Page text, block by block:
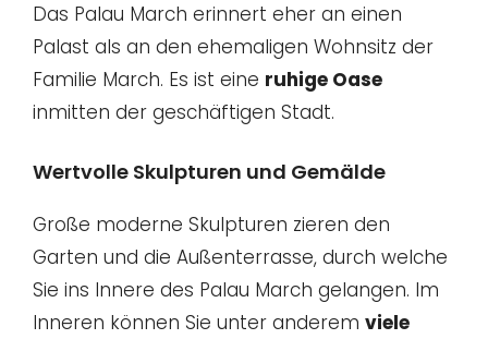
Das Palau March erinnert eher an einen
Palast als an den ehemaligen Wohnsitz der
Familie March. Es ist eine ruhige Oase
inmitten der geschäftigen Stadt.
Wertvolle Skulpturen und Gemälde
Große moderne Skulpturen zieren den
Garten und die Außenterrasse, durch welche
Sie ins Innere des Palau March gelangen. Im
Inneren können Sie unter anderem viele